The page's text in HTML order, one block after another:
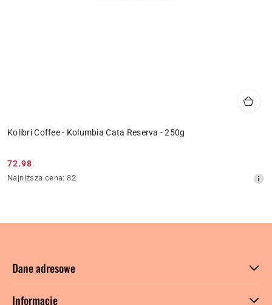
Kolibri Coffee - Kolumbia Cata Reserva - 250g
Cena
promocyjna:
72.98
Najniższa
Najniższa cena: 82
Dane adresowe
Informacje